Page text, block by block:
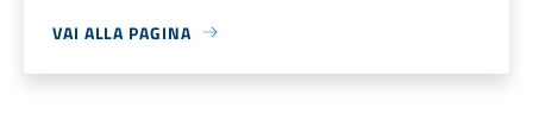
VAI ALLA PAGINA